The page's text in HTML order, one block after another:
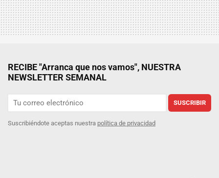
RECIBE "Arranca que nos vamos", NUESTRA
NEWSLETTER SEMANAL
SUSCRIBIR
Suscribiéndote aceptas nuestra política de privacidad